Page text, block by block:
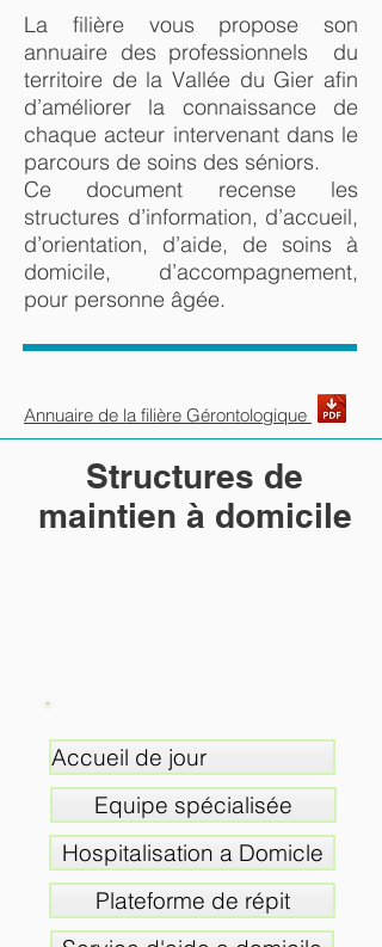
La filière vous propose son
annuaire des professionnels du
territoire de la Vallée du Gier afin
d’améliorer la connaissance de
chaque acteur intervenant dans le
parcours de soins des séniors.
Ce document recense les
structures d’information, d’accueil,
d’orientation, d’aide, de soins à
domicile, d’accompagnement,
pour personne âgée.
Annuaire de la filière Gérontologique
Structures de
maintien à domicile
Accueil de jour
Equipe spécialisée
Hospitalisation a Domicle
Plateforme de répit